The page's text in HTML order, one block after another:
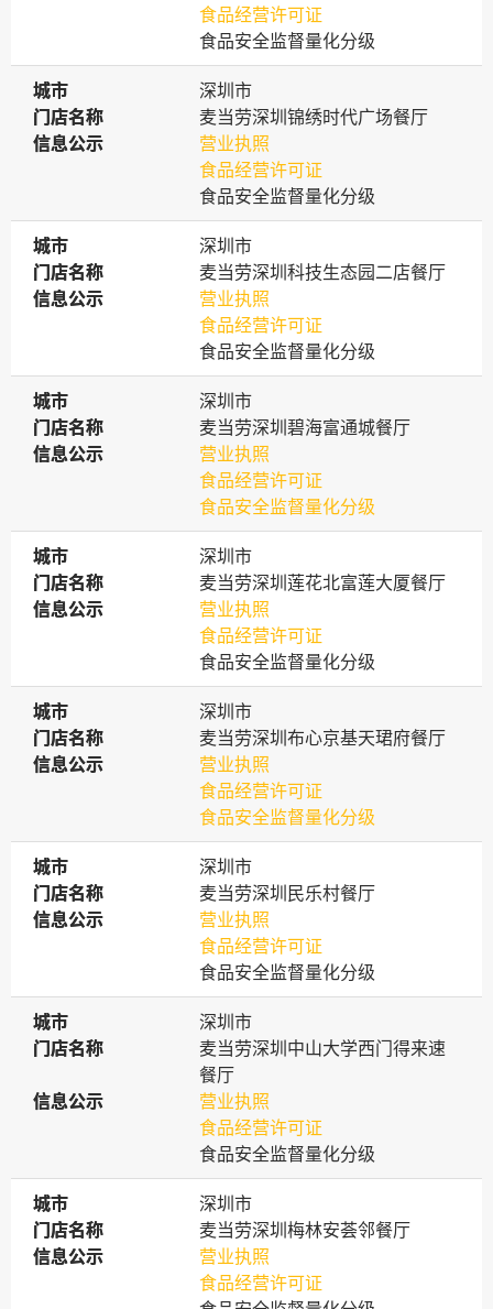
食品经营许可证
食品安全监督量化分级
城市
城市
深圳市
门店名称
门店名称
麦当劳深圳锦绣时代广场餐厅
信息公示
信息公示
营业执照
食品经营许可证
食品安全监督量化分级
城市
城市
深圳市
门店名称
门店名称
麦当劳深圳科技生态园二店餐厅
信息公示
信息公示
营业执照
食品经营许可证
食品安全监督量化分级
城市
城市
深圳市
门店名称
门店名称
麦当劳深圳碧海富通城餐厅
信息公示
信息公示
营业执照
食品经营许可证
食品安全监督量化分级
城市
城市
深圳市
门店名称
门店名称
麦当劳深圳莲花北富莲大厦餐厅
信息公示
信息公示
营业执照
食品经营许可证
食品安全监督量化分级
城市
城市
深圳市
门店名称
门店名称
麦当劳深圳布心京基天珺府餐厅
信息公示
信息公示
营业执照
食品经营许可证
食品安全监督量化分级
城市
城市
深圳市
门店名称
门店名称
麦当劳深圳民乐村餐厅
信息公示
信息公示
营业执照
食品经营许可证
食品安全监督量化分级
城市
城市
深圳市
门店名称
门店名称
麦当劳深圳中山大学西门得来速
餐厅
信息公示
信息公示
营业执照
食品经营许可证
食品安全监督量化分级
城市
城市
深圳市
门店名称
门店名称
麦当劳深圳梅林安荟邻餐厅
信息公示
信息公示
营业执照
食品经营许可证